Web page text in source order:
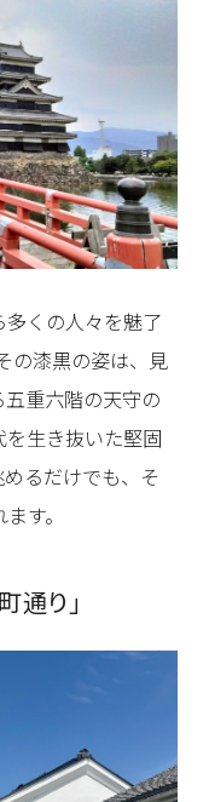
くの人々を魅了
の漆黒の姿は、見
重六階の天守の
生き抜いた堅固
るだけでも、そ
す。
通り」